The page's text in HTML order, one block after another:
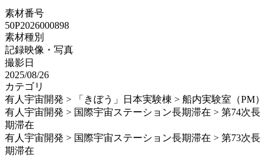
素材番号
50P2026000898
素材種別
記録映像・写真
撮影日
2025/08/26
カテゴリ
有人宇宙開発 > 「きぼう」日本実験棟 > 船内実験室（PM）
有人宇宙開発 > 国際宇宙ステーション長期滞在 > 第74次長
期滞在
有人宇宙開発 > 国際宇宙ステーション長期滞在 > 第73次長
期滞在